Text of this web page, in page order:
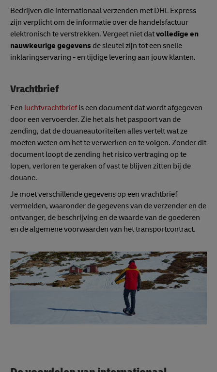
Bedrijven die internationaal verzenden met DHL Express
zijn verplicht om de informatie over de handelsfactuur
elektronisch te verstrekken. Vergeet niet datvolledige en
nauwkeurige gegevens de sleutel zijn tot een snelle
inklaringservaring - en tijdige levering aan jouw klanten.
Vrachtbrief
Een luchtvrachtbriefis een document dat wordt afgegeven
door een vervoerder. Zie het als het paspoort van de
zending, dat de douaneautoriteiten alles vertelt wat ze
moeten weten om het te verwerken en te volgen. Zonder dit
document loopt de zending het risico vertraging op te
lopen, verloren te geraken of vast te blijven zitten bij de
douane.
Je moet verschillende gegevens op een vrachtbrief
vermelden, waaronder de gegevens van de verzender en de
ontvanger, de beschrijving en de waarde van de goederen
en de algemene voorwaarden van het transportcontract.